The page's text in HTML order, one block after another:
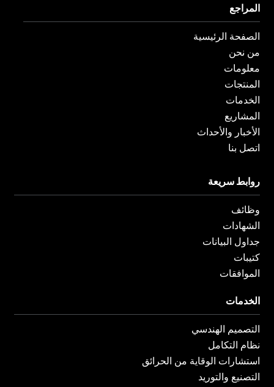
ب
و
ك
-
و
ا
م
ف
ي
المراجع
الصفحة الرئيسية
من نحن
معلومات
المنتجات
الخدمات
المشاريع
الأخبار والأحداث
اتصل بنا
روابط سريعة
وظائف
الشهادات
جداول البيانات
كتيبات
الموافقات
الخدمات
التصميم الهندسي
نظام التكامل
استشارات الوقاية من الحرائق
التصنيع والتوريد